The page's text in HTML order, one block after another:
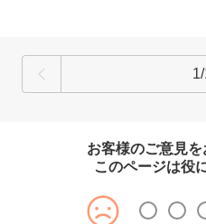
善に努めさせていただきます。あ
お客様のご意見
このページは役